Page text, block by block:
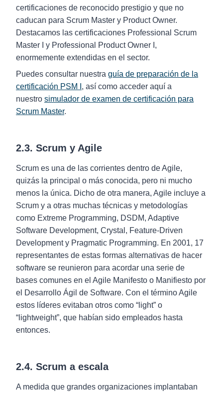
certificaciones de reconocido prestigio y que no
caducan para Scrum Master y Product Owner.
Destacamos las certificaciones Professional Scrum
Master I y Professional Product Owner I,
enormemente extendidas en el sector.
Puedes consultar nuestra guía de preparación de la
certificación PSM I , así como acceder aquí a
nuestro simulador de examen de certificación para
Scrum Master.
2.3. Scrum y Agile
Scrum es una de las corrientes dentro de Agile,
quizás la principal o más conocida, pero ni mucho
menos la única. Dicho de otra manera, Agile incluye a
Scrum y a otras muchas técnicas y metodologías
como Extreme Programming, DSDM, Adaptive
Software Development, Crystal, Feature-Driven
Development y Pragmatic Programming. En 2001, 17
representantes de estas formas alternativas de hacer
software se reunieron para acordar una serie de
bases comunes en el Agile Manifesto o Manifiesto por
el Desarrollo Ágil de Software. Con el término Agile
estos líderes evitaban otros como “light” o
“lightweight”, que habían sido empleados hasta
entonces.
2.4. Scrum a escala
A medida que grandes organizaciones implantaban